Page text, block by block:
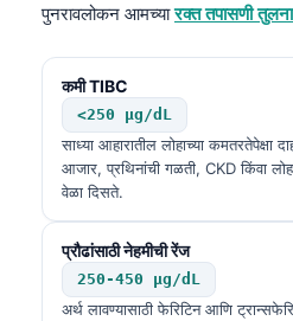
पुनरावलोकन आमच्यारक्त तपासणी
कमी TIBC
<250 µg/dL
साध्या आहारातील लोहाच्या
आजार, प्रथिनांची गळती, CKD किंवा
वेळा दिसते.
प्रौढांसाठी नेहमीची रेंज
250-450 µg/dL
अर्थ लावण्यासाठी फेरिटिन आणि